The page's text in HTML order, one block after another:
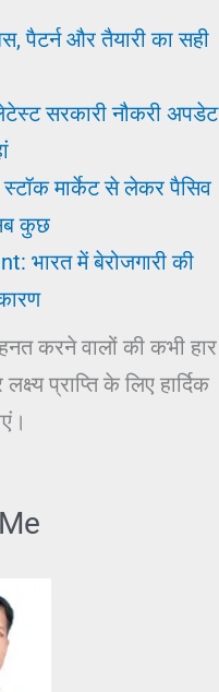
पैटर्न और तैयारी का सही
सरकारी नौकरी अपडेट
स्टॉक मार्केट से लेकर पैसिव
कुछ
भारत में बेरोजगारी की
करने वालों की कभी हार
प्राप्ति के लिए हार्दिक